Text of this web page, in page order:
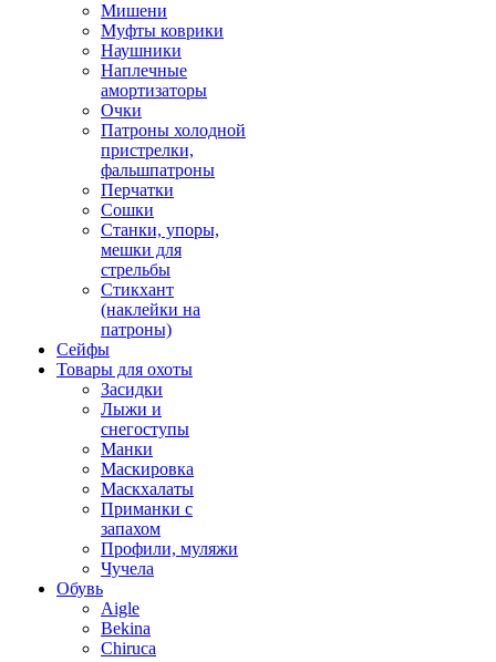
Мишени
Муфты коврики
Наушники
Наплечные
амортизаторы
Очки
Патроны холодной
пристрелки,
фальшпатроны
Перчатки
Сошки
Станки, упоры,
мешки для
стрельбы
Стикхант
(наклейки на
патроны)
Сейфы
Товары для охоты
Засидки
Лыжи и
снегоступы
Манки
Маскировка
Маскхалаты
Приманки с
запахом
Профили, муляжи
Чучела
Обувь
Aigle
Bekina
Chiruсa